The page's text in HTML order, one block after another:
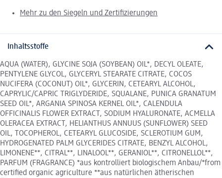
Mehr zu den Siegeln und Zertifizierungen
Inhaltsstoffe
AQUA (WATER), GLYCINE SOJA (SOYBEAN) OIL*, DECYL OLEATE,
PENTYLENE GLYCOL, GLYCERYL STEARATE CITRATE, COCOS
NUCIFERA (COCONUT) OIL*, GLYCERIN, CETEARYL ALCOHOL,
CAPRYLIC/CAPRIC TRIGLYDERIDE, SQUALANE, PUNICA GRANATUM
SEED OIL*, ARGANIA SPINOSA KERNEL OIL*, CALENDULA
OFFICINALIS FLOWER EXTRACT, SODIUM HYALURONATE, ACMELLA
OLERACEA EXTRACT, HELIANTHUS ANNUUS (SUNFLOWER) SEED
OIL, TOCOPHEROL, CETEARYL GLUCOSIDE, SCLEROTIUM GUM,
HYDROGENATED PALM GLYCERIDES CITRATE, BENZYL ALCOHOL,
LIMONENE**, CITRAL**, LINALOOL**, GERANIOL**, CITRONELLOL**,
PARFUM (FRAGRANCE) *aus kontrolliert biologischem Anbau/*from
certified organic agriculture **aus natürlichen ätherischen